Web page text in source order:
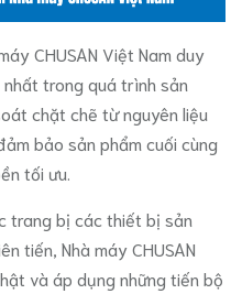
CHUSAN Việt Nam duy
trong quá trình sản
chặt chẽ từ nguyên liệu
bảo sản phẩm cuối cùng
tối ưu.
trang bị các thiết bị sản
tiến, Nhà máy CHUSAN
và áp dụng những tiến bộ